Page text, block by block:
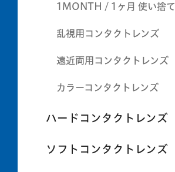
1MONTH / 1ヶ月 使い捨て
乱視用コンタクトレンズ
遠近両用コンタクトレンズ
カラーコンタクトレンズ
ハードコンタクトレンズ
ソフトコンタクトレンズ